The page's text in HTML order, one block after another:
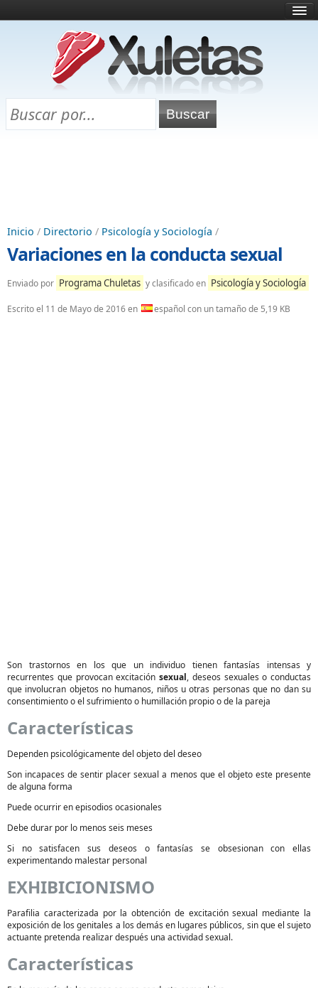
¿Qué es esto?
Directorio
Chuletas para exámenes
Inicio / Directorio / Psicología y Sociología /
Variaciones en la conducta sexual
Enviado por Programa Chuletas y clasificado en Psicología y Sociología
Escrito el 11 de Mayo de 2016en español con un tamaño de 5,19 KB
Son trastornos en los que un individuo tienen fantasías intensas y
recurrentes que provocan excitación sexual, deseos sexuales o conductas
que involucran objetos no humanos, niños u otras personas que no dan su
consentimiento o el sufrimiento o humillación propio o de la pareja
Características
Dependen psicológicamente del objeto del deseo
Son incapaces de sentir placer sexual a menos que el objeto este presente
de alguna forma
Puede ocurrir en episodios ocasionales
Debe durar por lo menos seis meses
Si no satisfacen sus deseos o fantasías se obsesionan con ellas
experimentando malestar personal
EXHIBICIONISMO
Parafilia caracterizada por la obtención de excitación sexual mediante la
exposición de los genitales a los demás en lugares públicos, sin que el sujeto
actuante pretenda realizar después una actividad sexual.
Características